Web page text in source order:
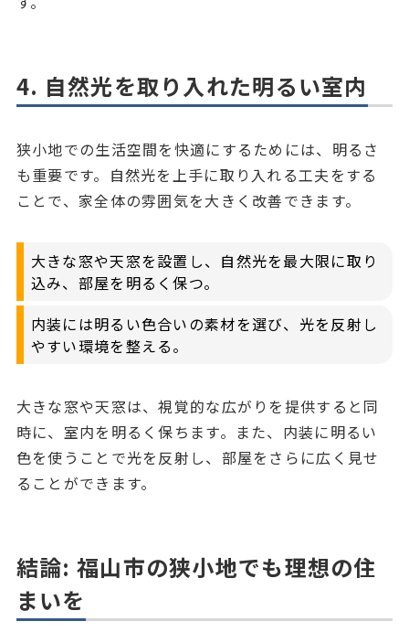
4. 自然光を取り入れた明るい室内
狭小地での生活空間を快適にするためには、明るさ
も重要です。自然光を上手に取り入れる工夫をする
ことで、家全体の雰囲気を大きく改善できます。
大きな窓や天窓を設置し、自然光を最大限に取り
込み、部屋を明るく保つ。
内装には明るい色合いの素材を選び、光を反射し
やすい環境を整える。
大きな窓や天窓は、視覚的な広がりを提供すると同
時に、室内を明るく保ちます。また、内装に明るい
色を使うことで光を反射し、部屋をさらに広く見せ
ることができます。
結論: 福山市の狭小地でも理想の住
まいを